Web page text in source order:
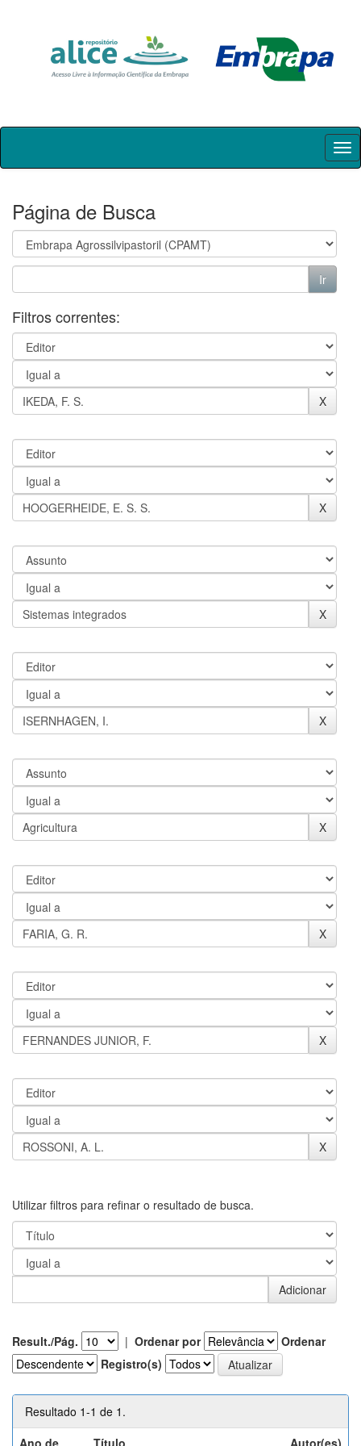
Skip
Página de Busca
Filtros correntes:
Utilizar filtros para refinar o resultado de busca.
Result./Pág. | Ordenar por
Ordenar
Registro(s)
Resultado 1-1 de 1.
Ano de
Título Autor(es)